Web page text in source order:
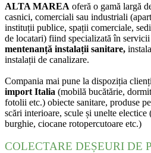
ALTA MAREA oferă o gamă largă
casnici, comerciali sau industriali
instituții publice, spații comerciale,
de locatari) fiind specializată în
mentenanță instalații sanitare,
instalații de canalizare.
Compania mai pune la dispoziția
import Italia (mobilă bucătărie,
fotolii etc.) obiecte sanitare, produse
scări interioare, scule și unelte electice
burghie, ciocane rotopercutoare etc.)
COLECTARE DEȘEURI DE